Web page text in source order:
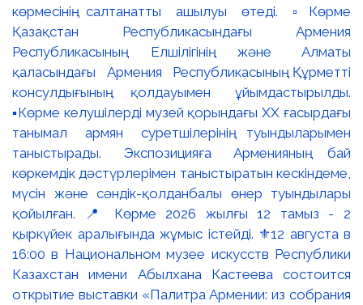
көрмесінің салтанатты ашылуы өтеді. ▫️Көрме
Қазақстан Республикасындағы Армения
Республикасының Елшілігінің және Алматы
қаласындағы Армения Республикасының Құрметті
консулдығының қолдауымен ұйымдастырылды.
▪️Көрме келушілерді музей қорындағы ХХ ғасырдағы
танымал армян суретшілерінің туындыларымен
таныстырады. Экспозицияға Арменияның бай
көркемдік дәстүрлерімен таныстыратын кескіндеме,
мүсін және сәндік-қолданбалы өнер туындылары
қойылған. 📍 Көрме 2026 жылғы 12 тамыз - 2
қыркүйек аралығында жұмыс істейді. ⚜️12 августа в
16:00 в Национальном музее искусств Республики
Казахстан имени Абылхана Кастеева состоится
открытие выставки «Палитра Армении: из собрания